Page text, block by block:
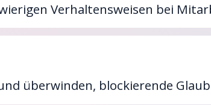
Verhaltensweisen bei
überwinden, blockierende